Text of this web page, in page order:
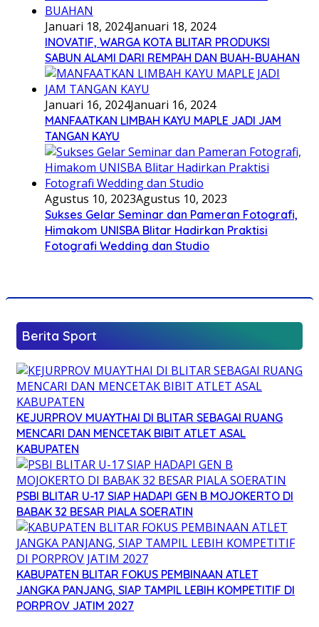
Januari 18, 2024Januari 18, 2024
INOVATIF, WARGA KOTA BLITAR PRODUKSI
SABUN ALAMI DARI REMPAH DAN BUAH-BUAHAN
Januari 16, 2024Januari 16, 2024
MANFAATKAN LIMBAH KAYU MAPLE JADI JAM
TANGAN KAYU
Agustus 10, 2023Agustus 10, 2023
Sukses Gelar Seminar dan Pameran Fotografi,
Himakom UNISBA Blitar Hadirkan Praktisi
Fotografi Wedding dan Studio
Berita Sport
KEJURPROV MUAYTHAI DI BLITAR SEBAGAI RUANG
MENCARI DAN MENCETAK BIBIT ATLET ASAL
KABUPATEN
PSBI BLITAR U-17 SIAP HADAPI GEN B MOJOKERTO DI
BABAK 32 BESAR PIALA SOERATIN
KABUPATEN BLITAR FOKUS PEMBINAAN ATLET
JANGKA PANJANG, SIAP TAMPIL LEBIH KOMPETITIF DI
PORPROV JATIM 2027